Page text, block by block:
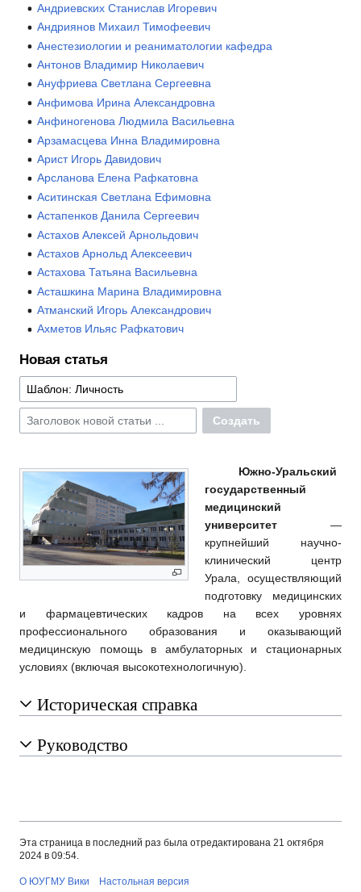
Андриевских Станислав Игоревич
Андриянов Михаил Тимофеевич
Анестезиологии и реаниматологии кафедра
Антонов Владимир Николаевич
Ануфриева Светлана Сергеевна
Анфимова Ирина Александровна
Анфиногенова Людмила Васильевна
Арзамасцева Инна Владимировна
Арист Игорь Давидович
Арсланова Елена Рафкатовна
Аситинская Светлана Ефимовна
Астапенков Данила Сергеевич
Астахов Алексей Арнольдович
Астахов Арнольд Алексеевич
Астахова Татьяна Васильевна
Асташкина Марина Владимировна
Атманский Игорь Александрович
Ахметов Ильяс Рафкатович
Новая статья
Южно-Уральский
государственный
медицинский
университет—
крупнейший научно-
клинический центр
Урала, осуществляющий
подготовку медицинских
и фармацевтических кадров на всех уровнях
профессионального образования и оказывающий
медицинскую помощь в амбулаторных и стационарных
условиях (включая высокотехнологичную).
Историческая справка
Руководство
Эта страница в последний раз была отредактирована 21 октября
2024 в 09:54.
О ЮУГМУ Вики Настольная версия